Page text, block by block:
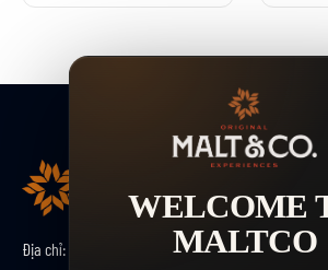
Địa chỉ:
Số 33 Nguyễn Ngọc Vũ, tổ 2, P.Thanh Xuân,
WELCOME
MALTCO